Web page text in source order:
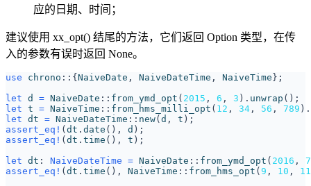
应的日期、时间；
建议使用 xx_opt() 结尾的方法，它们返回 Option 类型，在传
入的参数有误时返回 None。
use chrono :: { NaiveDate , NaiveDateTime , NaiveTime };
let d = NaiveDate :: from_ymd_opt ( 2015 , 6 , 3 ). unwrap ();
let t = NaiveTime :: from_hms_milli_opt ( 12 , 34 , 56 , 789 ).
let dt = NaiveDateTime :: new( d , t );
assert_eq! ( dt . date (), d );
assert_eq! ( dt . time (), t );
let dt : NaiveDateTime = NaiveDate :: from_ymd_opt ( 2016 ,
7
assert_eq! ( dt . time (), NaiveTime :: from_hms_opt ( 9 , 10 ,
11